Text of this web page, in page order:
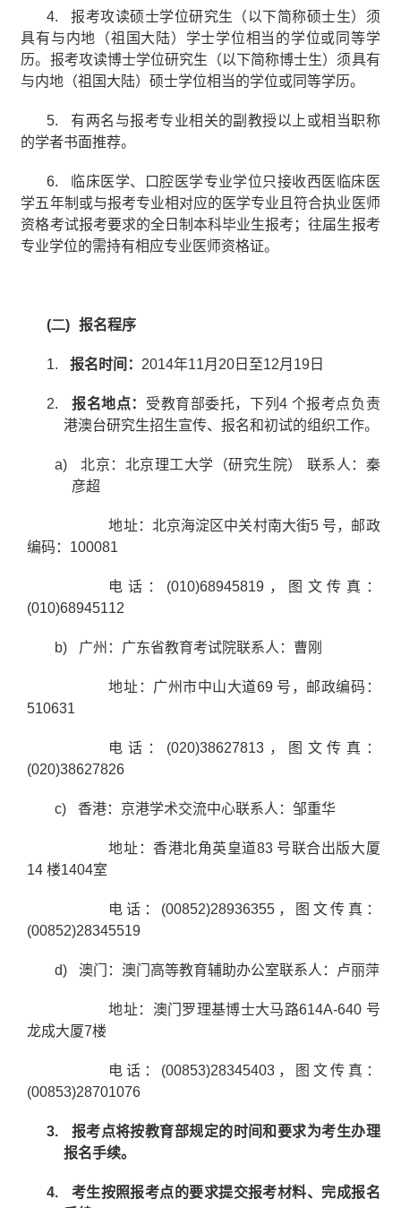
4.
报考攻读硕士学位研究生（以下简称硕士生）须
具有与内地（祖国大陆）学士学位相当的学位或同等学
历。报考攻读博士学位研究生（以下简称博士生）须具有
与内地（祖国大陆）硕士学位相当的学位或同等学历。
5.
有两名与报考专业相关的副教授以上或相当职称
的学者书面推荐。
6.
临床医学、口腔医学专业学位只接收西医临床医
学五年制或与报考专业相对应的医学专业且符合执业医师
资格考试报考要求的全日制本科毕业生报考；往届生报考
专业学位的需持有相应专业医师资格证。
(二) 报名程序
1. 报名时间： 2014年11月 20日至12月 19日
2. 报名地点： 受教育部委托，下列4 个报考点负责
港澳台研究生招生宣传、报名和初试的组织工作。
a) 北京：北京理工大学（研究生院）
联系人：秦
彦超
地址：北京海淀区中关村南大街5 号，邮政
编码： 100081
电话： (010)68945819 ，图文传真：
(010)68945112
b) 广州：广东省教育考试院联系人：曹刚
地址：广州市中山大道69 号，邮政编码：
510631
电话： (020)38627813 ，图文传真：
(020)38627826
c) 香港：京港学术交流中心联系人：邹重华
地址：香港北角英皇道83 号联合出版大厦
14 楼1404室
电话： (00852)28936355 ，图文传真：
(00852)28345519
d) 澳门：澳门高等教育辅助办公室联系人：卢丽萍
地址：澳门罗理基博士大马路614A-640 号
龙成大厦7楼
电话： (00853)28345403 ，图文传真：
(00853)28701076
3.
报考点将按教育部规定的时间和要求为考生办理
报名手续。
4.
考生按照报考点的要求提交报考材料、完成报名